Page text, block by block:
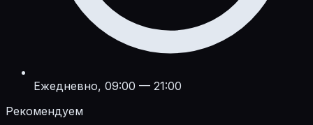
Ежедневно, 09:00 — 21:00
Рекомендуем